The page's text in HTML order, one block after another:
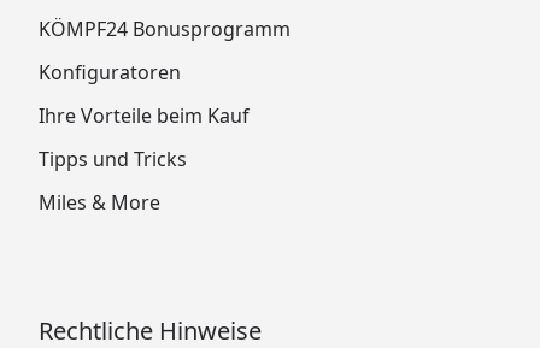
KÖMPF24 Bonusprogramm
Konfiguratoren
Ihre Vorteile beim Kauf
Tipps und Tricks
Miles & More
Rechtliche Hinweise